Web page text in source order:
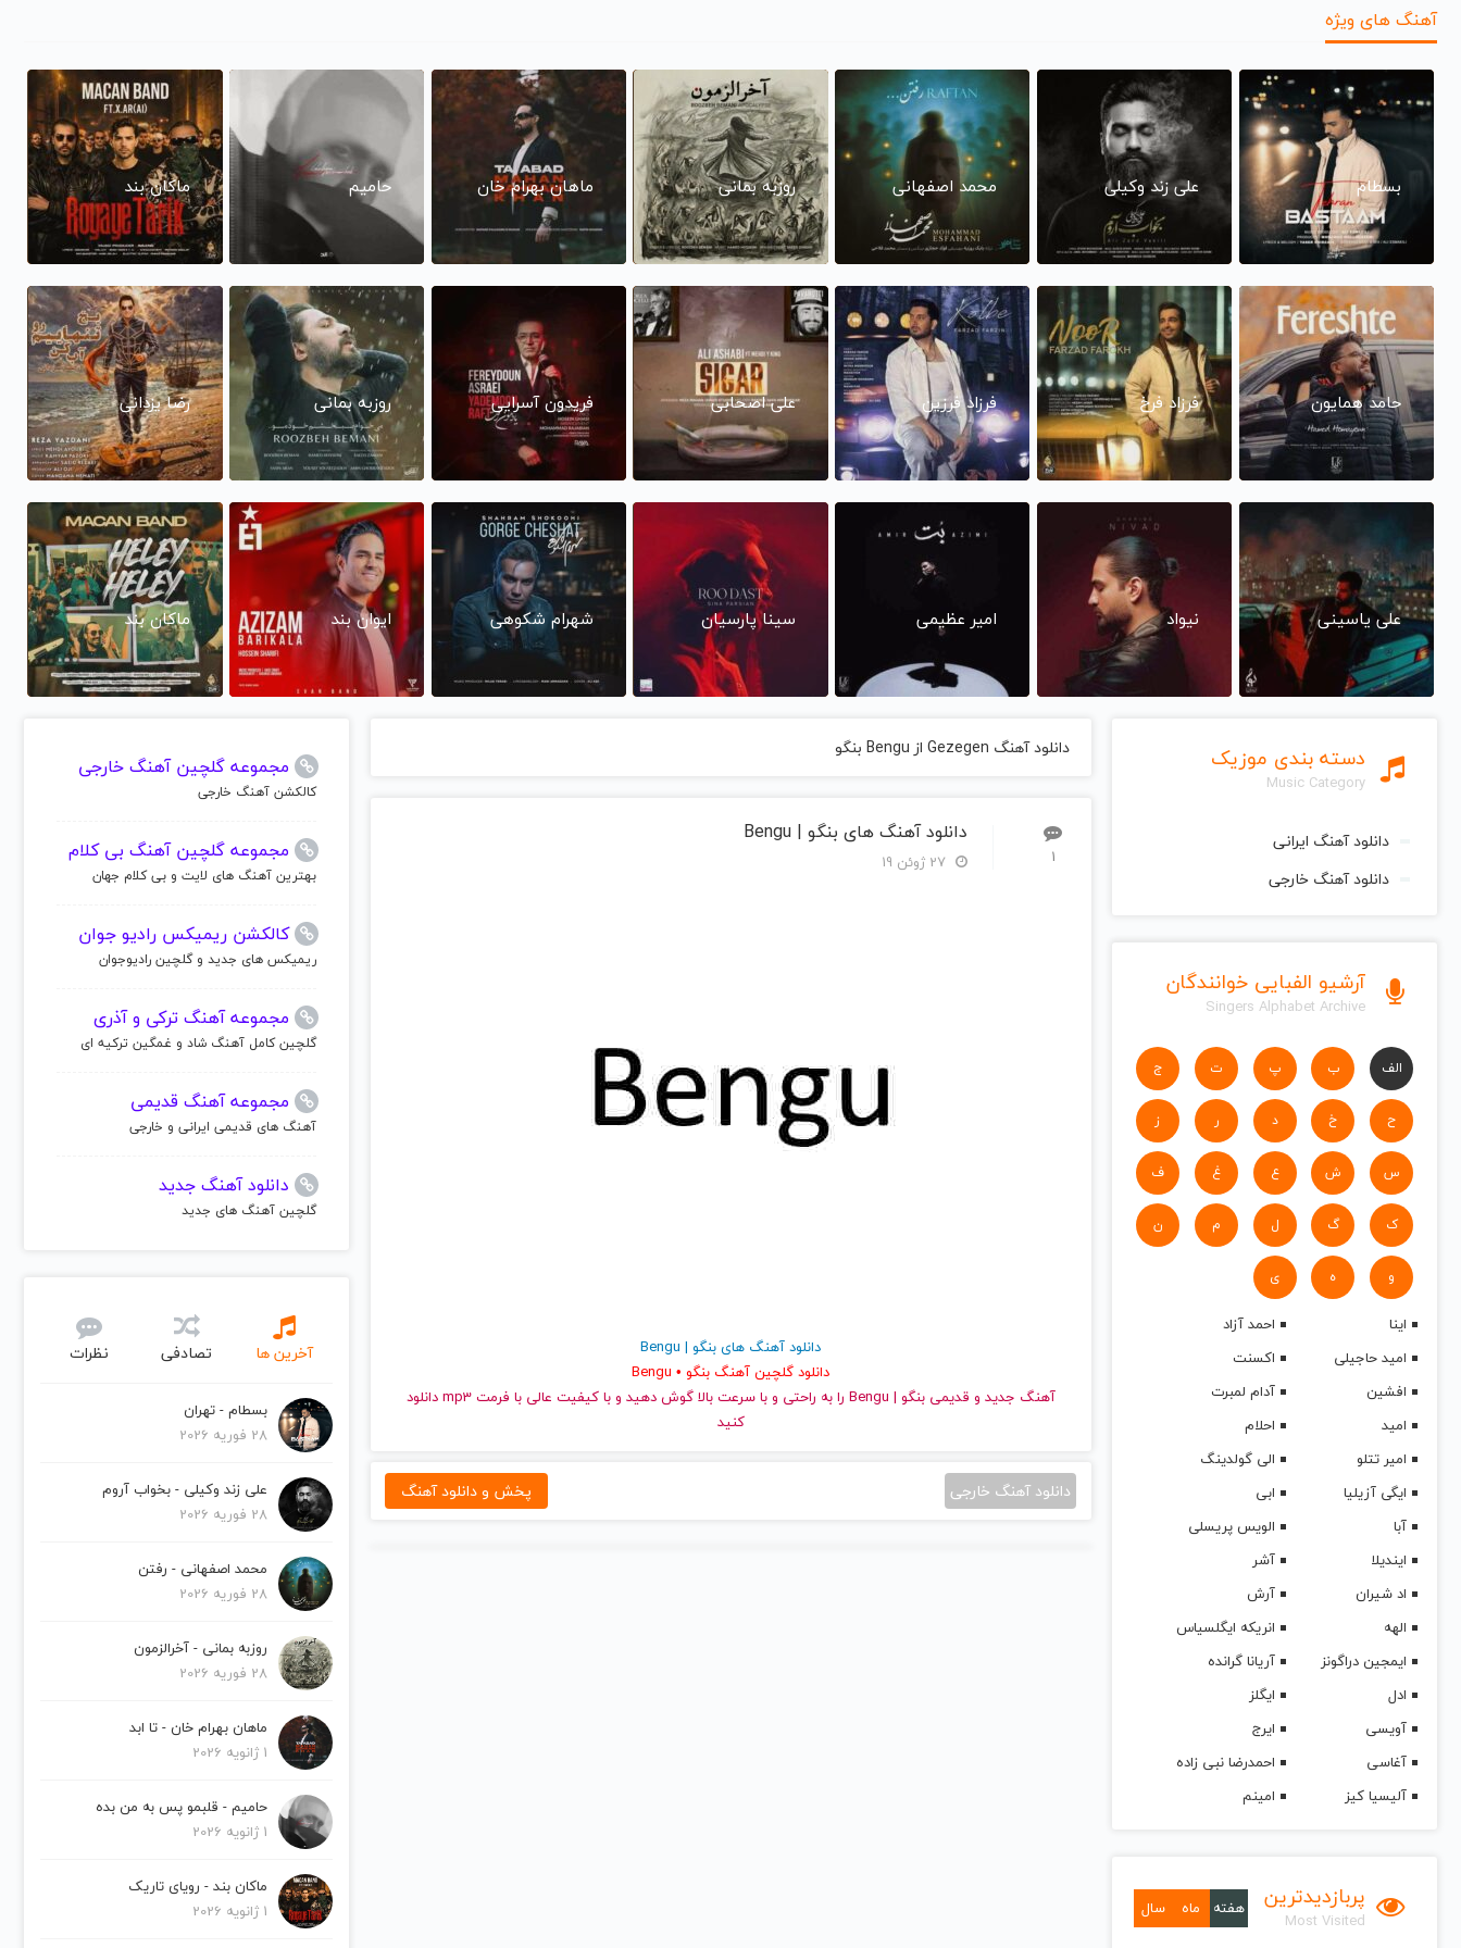
آهنگ های ویژه
بسطام علی زند وکیلی محمد اصفهانی روزبه بمانی ماهان بهرام خان حامیم ماکان بند
حامد همایون فرزاد فرخ فرزاد فرزین علی اصحابی فریدون آسرایی روزبه بمانی رضا یزدانی
علی یاسینی نیواد امیر عظیمی سینا پارسیان شهرام شکوهی ایوان بند ماکان بند
دسته بندی موزیک
Music Category
دانلود آهنگ ایرانی
دانلود آهنگ خارجی
آرشیو الفبایی خوانندگان
Singers Alphabet Archive
الف ب پ ت ج
ح خ د ر ز
س ش ع غ ف
ک گ ل م ن
و ه ی
اینا
احمد آزاد
امید حاجیلی
اکسنت
افشین
آدام لمبرت
امید
احلام
امیر تتلو
الی گولدینگ
ایگی آزیلیا
ابی
آبا
الویس پریسلی
ایندیلا
آشر
اد شیران
آرش
الهه
انریکه ایگلسیاس
ایمجین دراگونز
آریانا گرانده
ادل
ایگلز
آویسی
ایرج
آغاسی
احمدرضا نبی زاده
آلیسیا کیز
امینم
پربازدیدترین
Most Visited
هفته ماه سال
دانلود آهنگ Gezegen از Bengu بنگو
1
دانلود آهنگ های بنگو | Bengu
دانلود آهنگ های بنگو | Bengu
دانلود گلچین آهنگ بنگو • Bengu
آهنگ جدید
و قدیمی بنگو | Bengu را به راحتی و با سرعت بالا گوش دهید و با کیفیت عالی با فرمت mp3 دانلود
کنید
دانلود آهنگ خارجی پخش و دانلود آهنگ
مجموعه گلچین آهنگ خارجی
کالکشن آهنگ خارجی
مجموعه گلچین آهنگ بی کلام
بهترین آهنگ های لایت و بی کلام جهان
کالکشن ریمیکس رادیو جوان
ریمیکس های جدید و گلچین رادیوجوان
مجموعه آهنگ ترکی و آذری
گلچین کامل آهنگ شاد و غمگین ترکیه ای
مجموعه آهنگ قدیمی
آهنگ های قدیمی ایرانی و خارجی
دانلود آهنگ جدید
گلچین آهنگ های جدید
آخرین ها تصادفی نظرات
بسطام - تهران
28 فوریه 2026
علی زند وکیلی - بخواب آروم
28 فوریه 2026
محمد اصفهانی - رفتن
28 فوریه 2026
روزبه بمانی - آخرالزمون
28 فوریه 2026
ماهان بهرام خان - تا ابد
1 ژانویه 2026
حامیم - قلبمو پس به من بده
1 ژانویه 2026
ماکان بند - رویای تاریک
1 ژانویه 2026